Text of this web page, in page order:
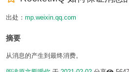
出处： mp.weixin.qq.com
摘要
从消息的产生到最终消费。